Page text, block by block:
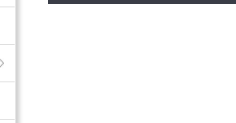
период строительства,